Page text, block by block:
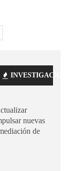
INVESTIGACIÓN
nuevas
de